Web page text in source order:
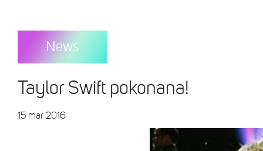
News
Taylor Swift pokonana!
15 mar 2016